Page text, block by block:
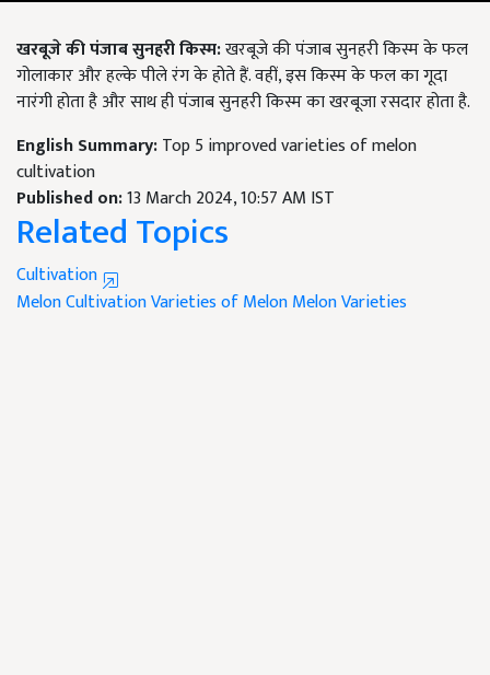
खरबूजे की पंजाब सुनहरी किस्म:खरबूजे की पंजाब सुनहरी किस्म के फल
गोलाकार और हल्के पीले रंग के होते हैं. वहीं, इस किस्म के फल का गूदा
नारंगी होता है और साथ ही पंजाब सुनहरी किस्म का खरबूजा रसदार होता है.
English Summary:Top 5 improved varieties of melon
cultivation
Published on:13 March 2024, 10:57 AM IST
Related Topics
Cultivation
Melon CultivationVarieties of MelonMelon Varieties